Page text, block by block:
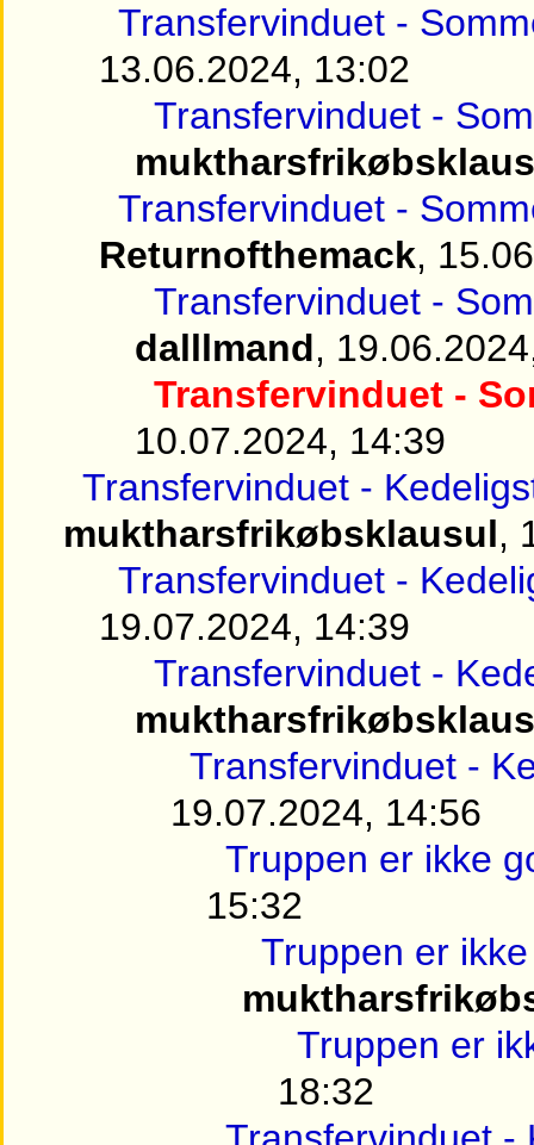
Transfervinduet -
13.06.2024, 13:02
Transfervinduet -
Transfervinduet -
Returnofthemack,
Transfervinduet -
dalllmand,
Transfervinduet -
10.07.2024, 14:39
Transfervinduet -
muktharsfrikøbsklausul,
Transfervinduet -
19.07.2024, 14:39
Transfervinduet -
Transfervinduet -
19.07.2024, 14:56
Truppen er ikke
15:32
Truppen er
Truppen er
18:32